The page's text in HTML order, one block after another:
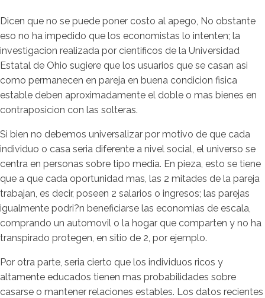
Dicen que no se puede poner costo al apego, No obstante
eso no ha impedido que los economistas lo intenten; la
investigacion realizada por cientificos de la Universidad
Estatal de Ohio sugiere que los usuarios que se casan asi
como permanecen en pareja en buena condicion fisica
estable deben aproximadamente el doble o mas bienes en
contraposicion con las solteras.
Si bien no debemos universalizar por motivo de que cada
individuo o casa seria diferente a nivel social, el universo se
centra en personas sobre tipo media. En pieza, esto se tiene
que a que cada oportunidad mas, las 2 mitades de la pareja
trabajan, es decir, poseen 2 salarios o ingresos; las parejas
igualmente podri?n beneficiarse las economias de escala,
comprando un automovil o la hogar que comparten y no ha
transpirado protegen, en sitio de 2, por ejemplo.
Por otra parte, seria cierto que los individuos ricos y
altamente educados tienen mas probabilidades sobre
casarse o mantener relaciones estables. Los datos recientes